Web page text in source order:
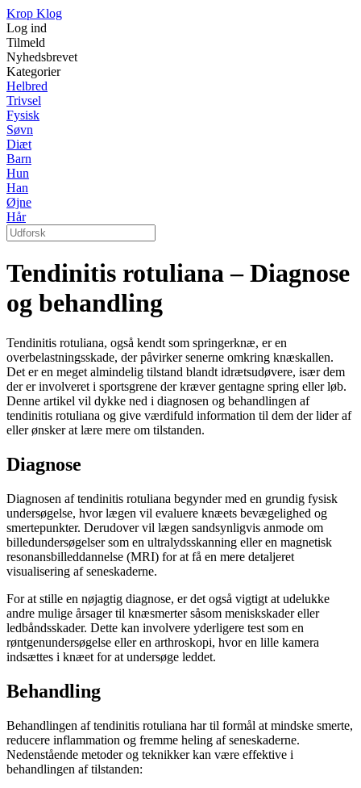
Krop Klog
Log ind
Tilmeld
Nyhedsbrevet
Kategorier
Helbred
Trivsel
Fysisk
Søvn
Diæt
Barn
Hun
Han
Øjne
Hår
Tendinitis rotuliana – Diagnose
og behandling
Tendinitis rotuliana, også kendt som springerknæ, er en
overbelastningsskade, der påvirker senerne omkring knæskallen.
Det er en meget almindelig tilstand blandt idrætsudøvere, især dem
der er involveret i sportsgrene der kræver gentagne spring eller løb.
Denne artikel vil dykke ned i diagnosen og behandlingen af
tendinitis rotuliana og give værdifuld information til dem der lider af
eller ønsker at lære mere om tilstanden.
Diagnose
Diagnosen af tendinitis rotuliana begynder med en grundig fysisk
undersøgelse, hvor lægen vil evaluere knæets bevægelighed og
smertepunkter. Derudover vil lægen sandsynligvis anmode om
billedundersøgelser som en ultralydsskanning eller en magnetisk
resonansbilleddannelse (MRI) for at få en mere detaljeret
visualisering af seneskaderne.
For at stille en nøjagtig diagnose, er det også vigtigt at udelukke
andre mulige årsager til knæsmerter såsom meniskskader eller
ledbåndsskader. Dette kan involvere yderligere test som en
røntgenundersøgelse eller en arthroskopi, hvor en lille kamera
indsættes i knæet for at undersøge leddet.
Behandling
Behandlingen af tendinitis rotuliana har til formål at mindske smerte,
reducere inflammation og fremme heling af seneskaderne.
Nedenstående metoder og teknikker kan være effektive i
behandlingen af tilstanden: